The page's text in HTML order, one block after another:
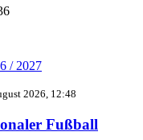
/ 2027
2026, 12:48
Fußball